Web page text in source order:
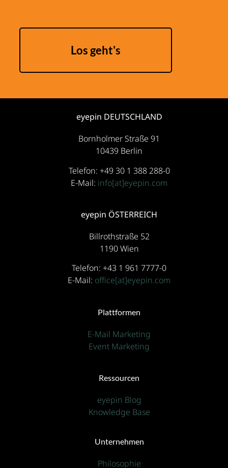
Los geht's
eyepin DEUTSCHLAND
Bornholmer Straße 91
10439 Berlin
Telefon: +49 30 1 388 288-0
E-Mail: info[at]eyepin.com
eyepin ÖSTERREICH
Billrothstraße 52
1190 Wien
Telefon: +43 1 961 7777-0
E-Mail: office[at]eyepin.com
Plattformen
E-Mail Marketing
Event Marketing
Ressourcen
eyepin Blog
Knowledge Base
Unternehmen
Philosophie